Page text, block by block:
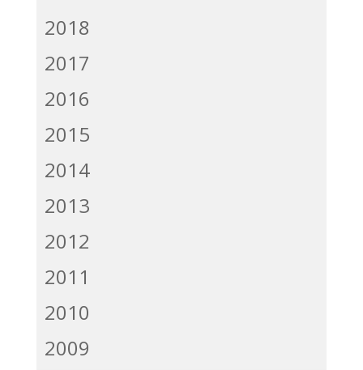
2018
2017
2016
2015
2014
2013
2012
2011
2010
2009